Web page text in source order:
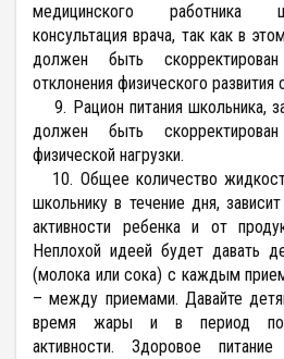
медицинского работника
консультация врача, так как в
должен быть
отклонения физического развития
9. Рацион питания школьника,
должен быть
физической нагрузки.
10. Общее количество
школьнику в течение дня,
активности ребенка и от
Неплохой идеей будет давать
(молока или сока) с каждым
– между приемами. Давайте
время жары и в период
активности. Здоровое